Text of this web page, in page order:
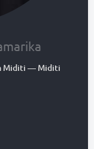
Miditi — Miditi